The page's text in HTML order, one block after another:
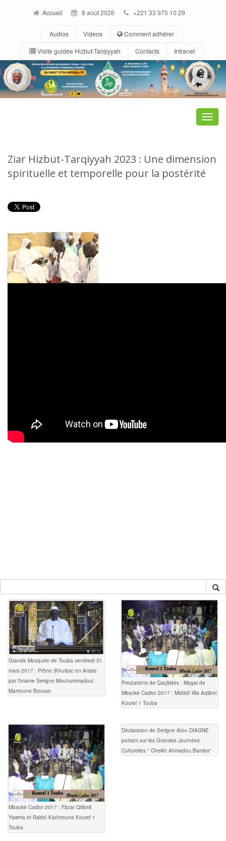
Accueil 8 août 2026 +221 33 975 10 29
Audios Videos
Comment adhérer
Visite guidée Hizbut-Tarqiyyah
Contacts Intranet
Toggle
Ziar Hizbut-Tarqiyyah 2023 : Une dimension
spirituelle et temporelle pour la postérité
Grande Mosquée de Touba vendredi 31
mars 2017 : Prône (Khutba) en Arabe
par l’imame Serigne Mouhammadoul
Mamoune Bousso
Prestations de Qaçâides : Magal de
Mbacké Cadior 2017 : Midâdî Wa Aqlâmî
Kourel 1 Touba
Mbacké Cadior 2017 : Fâzat Qilâmil
Yawma et Rabbî Karîmoune Kourel 1
Touba
Déclaration de Serigne Atou DIAGNE
portant sur les Grandes Journées
Culturelles " Cheikh Ahmadou Bamba"